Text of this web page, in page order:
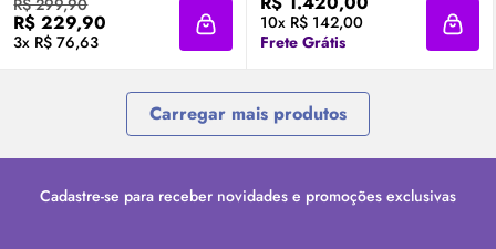
R$ 299,90
R$ 229,90
3x R$ 76,63 Adicionar à sacola
10x R$ 142,00
Frete Grátis
Carregar mais produtos
Cadastre-se para receber novidades e promoções exclusivas